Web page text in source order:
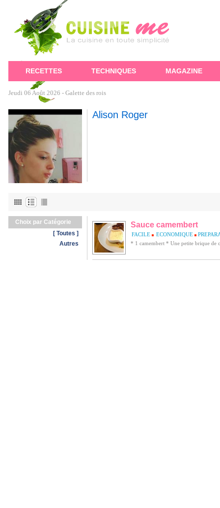
RECETTES TECHNIQUES MAGAZINE
Jeudi 06 Août 2026 - Galette des rois
Alison Roger
Choix par Catégorie
[ Toutes ]
Autres
Sauce camembert
FACILE ECONOMIQUE
* 1 camembert * Une petite brique de